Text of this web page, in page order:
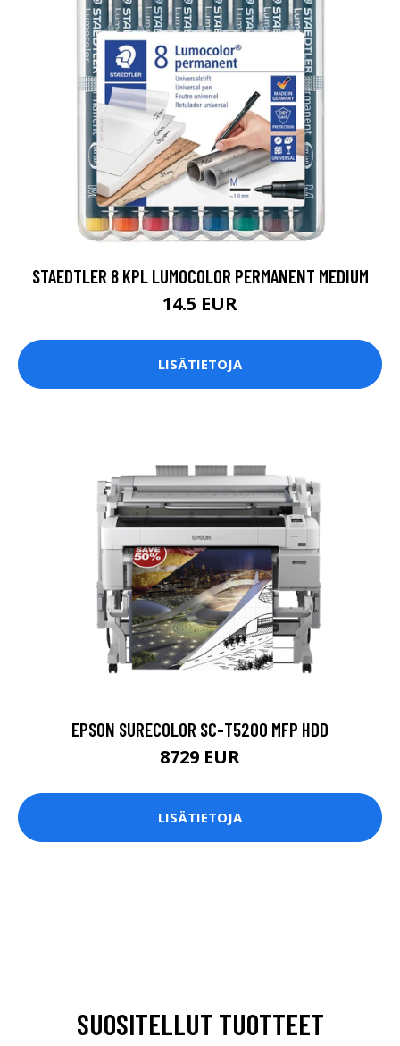
STAEDTLER 8 KPL LUMOCOLOR PERMANENT MEDIUM
14.5 EUR
LISÄTIETOJA
EPSON SURECOLOR SC-T5200 MFP HDD
8729 EUR
LISÄTIETOJA
SUOSITELLUT TUOTTEET